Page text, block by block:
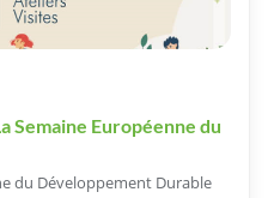
Semaine Européenne du
du Développement Durable